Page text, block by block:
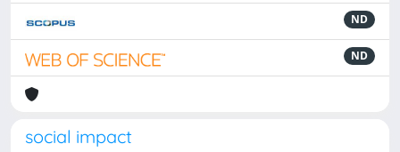
ND
ND
social impact